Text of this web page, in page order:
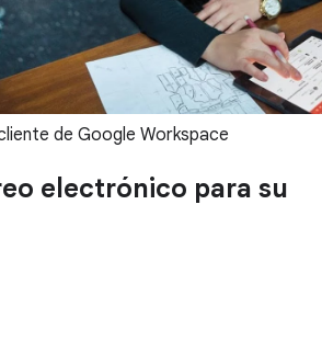
de Google Workspace
electrónico para su